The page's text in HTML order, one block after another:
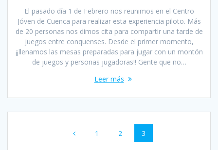
El pasado día 1 de Febrero nos reunimos en el Centro
Jóven de Cuenca para realizar esta experiencia piloto. Más
de 20 personas nos dimos cita para compartir una tarde de
juegos entre conquenses. Desde el primer momento,
¡¡llenamos las mesas preparadas para jugar con un montón
de juegos y personas jugadoras!! Gente que no…
Leer más
Página
1 Página
2 Página
3